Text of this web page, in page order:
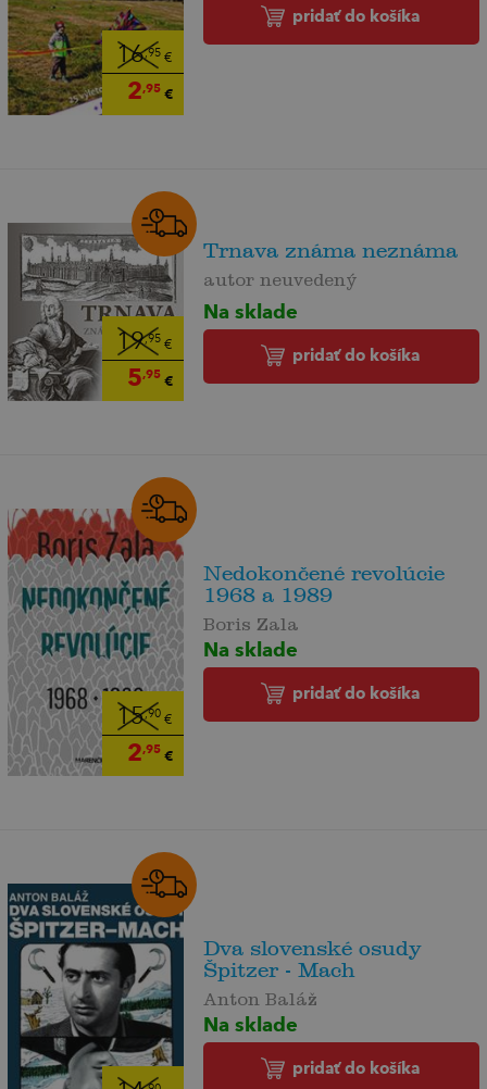
16,95€
2,95€
pridať do košíka
19,95€
5,95€
Trnava známa neznáma
autor neuvedený
Na sklade
pridať do košíka
15,90€
2,95€
Nedokončené revolúcie
1968 a 1989
Boris Zala
Na sklade
pridať do košíka
Dva slovenské osudy
Špitzer - Mach
Anton Baláž
Na sklade
pridať do košíka